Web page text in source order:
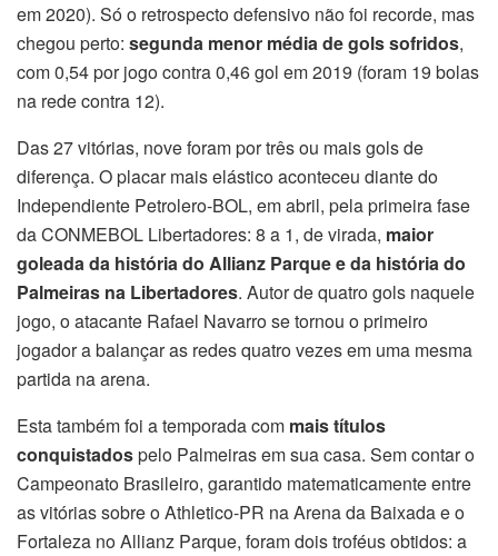
em 2020). Só o retrospecto defensivo não foi recorde, mas
chegou perto: segunda menor média de gols sofridos,
com 0,54 por jogo contra 0,46 gol em 2019 (foram 19 bolas
na rede contra 12).
Das 27 vitórias, nove foram por três ou mais gols de
diferença. O placar mais elástico aconteceu diante do
Independiente Petrolero-BOL, em abril, pela primeira fase
da CONMEBOL Libertadores: 8 a 1, de virada, maior
goleada da história do Allianz Parque e da história do
Palmeiras na Libertadores. Autor de quatro gols naquele
jogo, o atacante Rafael Navarro se tornou o primeiro
jogador a balançar as redes quatro vezes em uma mesma
partida na arena.
Esta também foi a temporada com mais títulos
conquistadospelo Palmeiras em sua casa. Sem contar o
Campeonato Brasileiro, garantido matematicamente entre
as vitórias sobre o Athletico-PR na Arena da Baixada e o
Fortaleza no Allianz Parque, foram dois troféus obtidos: a